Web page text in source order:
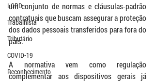
LGPD
Trabalhista
Tributário
COVID-19
Reconhecimento
um conjunto de normas e cláusulas-padrão
contratuais que buscam assegurar a proteção
dos dados pessoais transferidos para fora do
país.
A normativa vem como regulação
complementar aos dispositivos gerais já